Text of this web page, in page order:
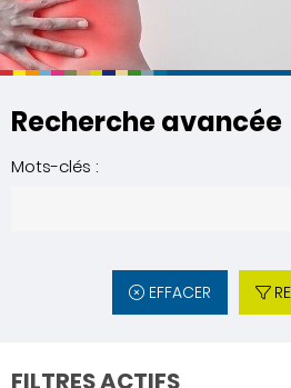
Recherche avancée
Mots-clés :
EFFACER
FILTRES ACTIFS